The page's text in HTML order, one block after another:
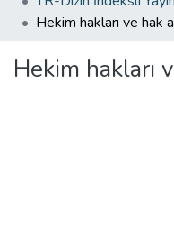
Hekim hakları